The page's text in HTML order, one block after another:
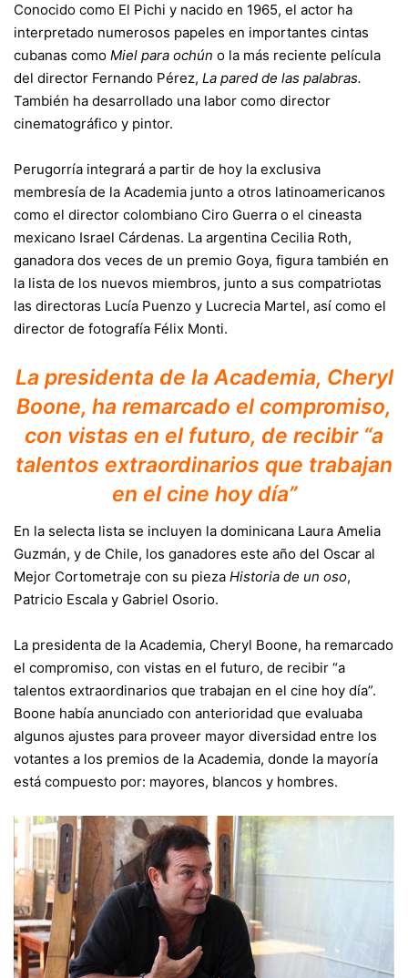
Conocido como El Pichi y nacido en 1965, el actor ha
interpretado numerosos papeles en importantes cintas
cubanas como Miel para ochún o la más reciente película
del director Fernando Pérez, La pared de las palabras.
También ha desarrollado una labor como director
cinematográfico y pintor.
Perugorría integrará a partir de hoy la exclusiva
membresía de la Academia junto a otros latinoamericanos
como el director colombiano Ciro Guerra o el cineasta
mexicano Israel Cárdenas. La argentina Cecilia Roth,
ganadora dos veces de un premio Goya, figura también en
la lista de los nuevos miembros, junto a sus compatriotas
las directoras Lucía Puenzo y Lucrecia Martel, así como el
director de fotografía Félix Monti.
La presidenta de la Academia, Cheryl
Boone, ha remarcado el compromiso,
con vistas en el futuro, de recibir “a
talentos extraordinarios que trabajan
en el cine hoy día”
En la selecta lista se incluyen la dominicana Laura Amelia
Guzmán, y de Chile, los ganadores este año del Oscar al
Mejor Cortometraje con su pieza Historia de un oso,
Patricio Escala y Gabriel Osorio.
La presidenta de la Academia, Cheryl Boone, ha remarcado
el compromiso, con vistas en el futuro, de recibir “a
talentos extraordinarios que trabajan en el cine hoy día”.
Boone había anunciado con anterioridad que evaluaba
algunos ajustes para proveer mayor diversidad entre los
votantes a los premios de la Academia, donde la mayoría
está compuesto por: mayores, blancos y hombres.